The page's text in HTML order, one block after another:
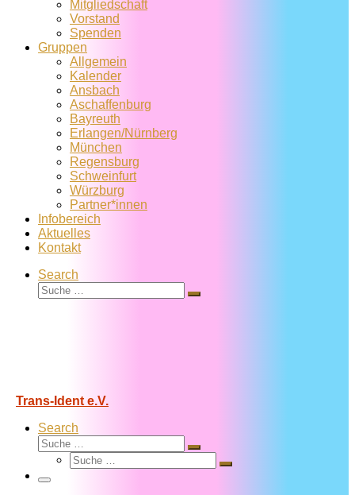
Mitglied­schaft
Vorstand
Spenden
Gruppen
Allgemein
Kalender
Ansbach
Aschaffenburg
Bayreuth
Erlangen/Nürnberg
München
Regensburg
Schweinfurt
Würzburg
Partner*innen
Infobereich
Aktuelles
Kontakt
Search
Suche
Suche
Trans-Ident e.V.
Search
Suche
Suche
Suche
Suche
Menü